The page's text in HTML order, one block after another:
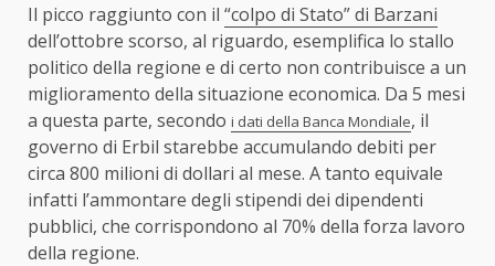
Il picco raggiunto con il “colpo di Stato” di Barzani
dell’ottobre scorso, al riguardo, esemplifica lo stallo
politico della regione e di certo non contribuisce a un
miglioramento della situazione economica. Da 5 mesi
a questa parte, secondo i dati della Banca Mondiale, il
governo di Erbil starebbe accumulando debiti per
circa 800 milioni di dollari al mese. A tanto equivale
infatti l’ammontare degli stipendi dei dipendenti
pubblici, che corrispondono al 70% della forza lavoro
della regione.